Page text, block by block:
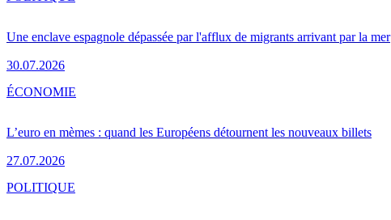
Une enclave espagnole dépassée par l'afflux de migrants arrivant par la mer
30.07.2026
L’euro en mèmes : quand les Européens détournent les nouveaux billets
27.07.2026
ÉCONOMIE
POLITIQUE